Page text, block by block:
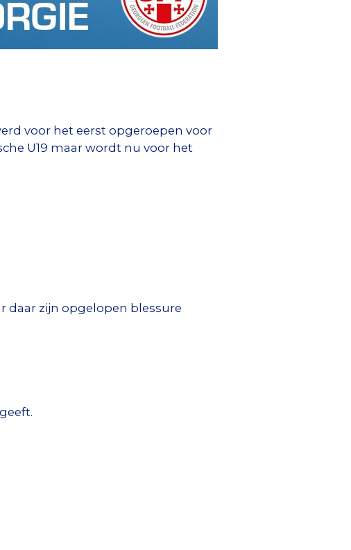
voor het eerst opgeroepen voor
U19 maar wordt nu voor het
daar zijn opgelopen blessure